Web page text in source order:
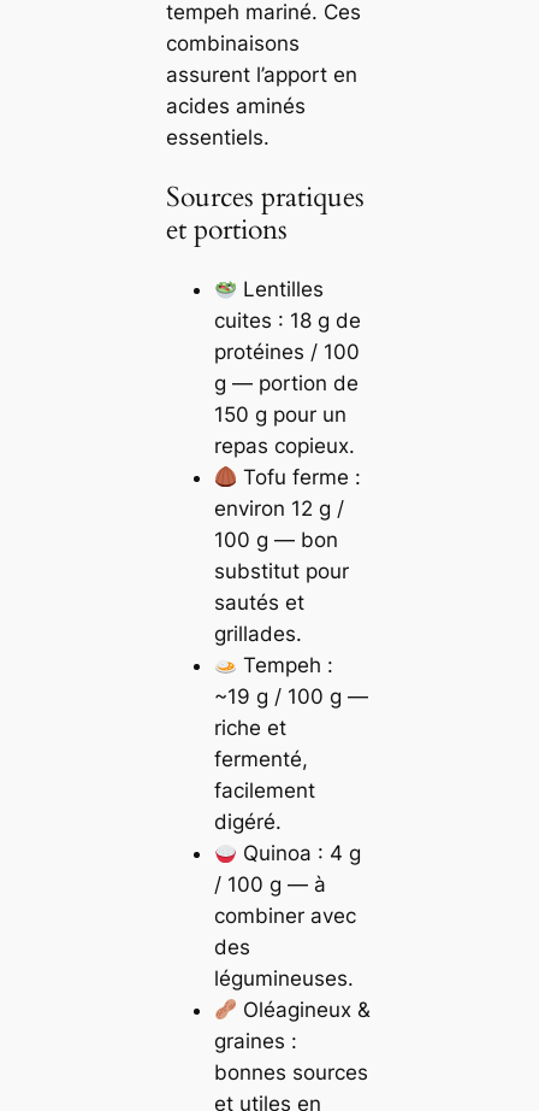
tempeh mariné. Ces
combinaisons
assurent l’apport en
acides aminés
essentiels.
Sources pratiques
et portions
Lentilles
cuites : 18 g de
protéines / 100
g — portion de
150 g pour un
repas copieux.
Tofu ferme :
environ 12 g /
100 g — bon
substitut pour
sautés et
grillades.
Tempeh :
~19 g / 100 g —
riche et
fermenté,
facilement
digéré.
Quinoa : 4 g
/ 100 g — à
combiner avec
des
légumineuses.
Oléagineux &
graines :
bonnes sources
et utiles en